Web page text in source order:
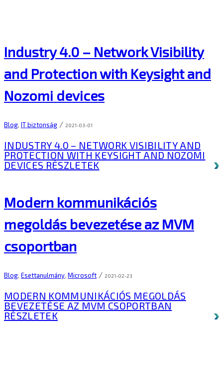
Industry 4.0 – Network Visibility
and Protection with Keysight and
Nozomi devices
Blog, IT biztonság / 2021-03-01
INDUSTRY 4.0 – NETWORK VISIBILITY AND
PROTECTION WITH KEYSIGHT AND NOZOMI
DEVICES RÉSZLETEK
Modern kommunikációs
megoldás bevezetése az MVM
csoportban
Blog, Esettanulmány, Microsoft / 2021-02-23
MODERN KOMMUNIKÁCIÓS MEGOLDÁS
BEVEZETÉSE AZ MVM CSOPORTBAN
RÉSZLETEK